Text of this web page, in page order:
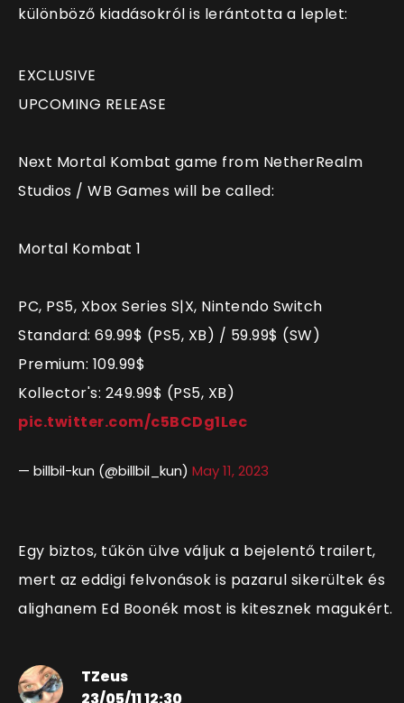
különböző kiadásokról is lerántotta a leplet:
EXCLUSIVE
UPCOMING RELEASE
Next Mortal Kombat game from NetherRealm
Studios / WB Games will be called:
Mortal Kombat 1
PC, PS5, Xbox Series S|X, Nintendo Switch
Standard: 69.99$ (PS5, XB) / 59.99$ (SW)
Premium: 109.99$
Kollector's: 249.99$ (PS5, XB)
pic.twitter.com/c5BCDg1Lec
— billbil-kun (@billbil_kun) May 11, 2023
Egy biztos, tűkön ülve váljuk a bejelentő trailert,
mert az eddigi felvonások is pazarul sikerültek és
alighanem Ed Boonék most is kitesznek magukért.
TZeus
23/05/11 12:30